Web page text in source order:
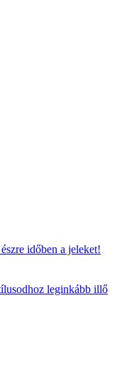
időben a jeleket!
leginkább illő